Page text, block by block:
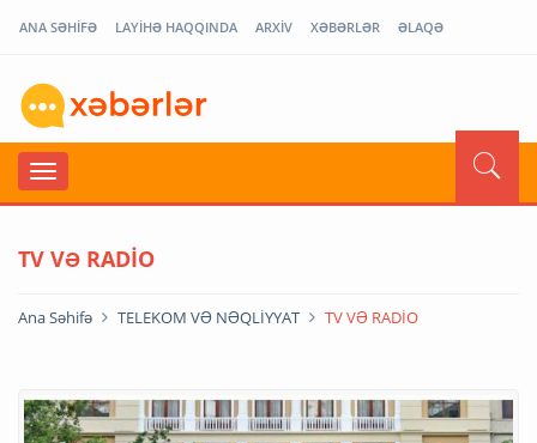
ANA SƏHİFƏ LAYİHƏ HAQQINDA ARXİV XƏBƏRLƏR ƏLAQƏ
TV VƏ RADİO
Ana Səhifə TELEKOM VƏ NƏQLİYYAT TV VƏ RADİO